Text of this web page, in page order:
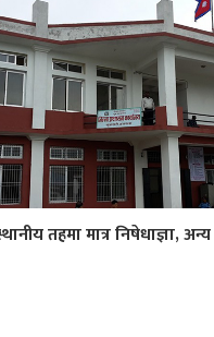
तहमा मात्र निषेधाज्ञा, अन्य